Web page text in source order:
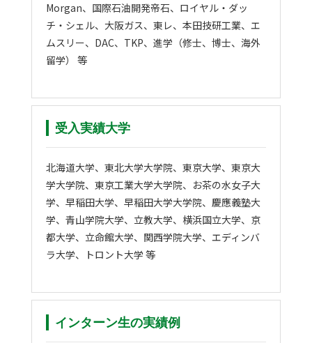
Morgan、国際石油開発帝石、ロイヤル・ダッ
チ・シェル、大阪ガス、東レ、本田技研工業、エ
ムスリー、DAC、TKP、進学（修士、博士、海外
留学） 等
受入実績大学
北海道大学、東北大学大学院、東京大学、東京大
学大学院、東京工業大学大学院、お茶の水女子大
学、早稲田大学、早稲田大学大学院、慶應義塾大
学、青山学院大学、立教大学、横浜国立大学、京
都大学、立命館大学、関西学院大学、エディンバ
ラ大学、トロント大学 等
インターン生の実績例